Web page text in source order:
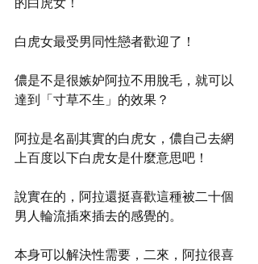
白虎女最受男同性戀者歡迎了！
儂是不是很嫉妒阿拉不用脫毛，就可以
達到「寸草不生」的效果？
阿拉是名副其實的白虎女，儂自己去網
上百度以下白虎女是什麼意思吧！
說實在的，阿拉還挺喜歡這種被二十個
男人輪流插來插去的感覺的。
本身可以解決性需要，二來，阿拉很喜